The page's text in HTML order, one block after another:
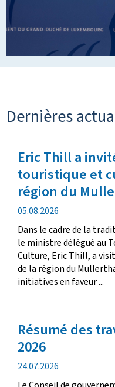
Dernières
Eric Thill a
touristique et
région du
d
a
t
e
d
e
p
l
i
c
a
t
05.08.2026
Dans le cadre de la
le ministre délégué au
Culture, Eric Thill, a
de la région du
initiatives en faveur ...
Résumé des
2026
d
a
24.07.2026